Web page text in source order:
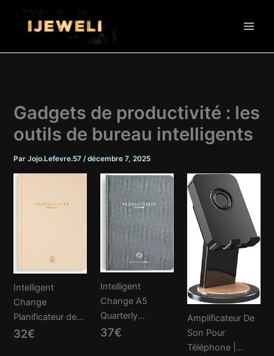
contenu
Gadgets de productivité : les
outils de bureau intelligents
ParJojo.Lefevre.57/décembre 7, 2025
Intelligent
Change
Planificateur de
productivité sur 3
32€
Intelligent
Change A5
Quarterly
Productivity
37€
Amplificateur De
Son Pour
Téléphone |